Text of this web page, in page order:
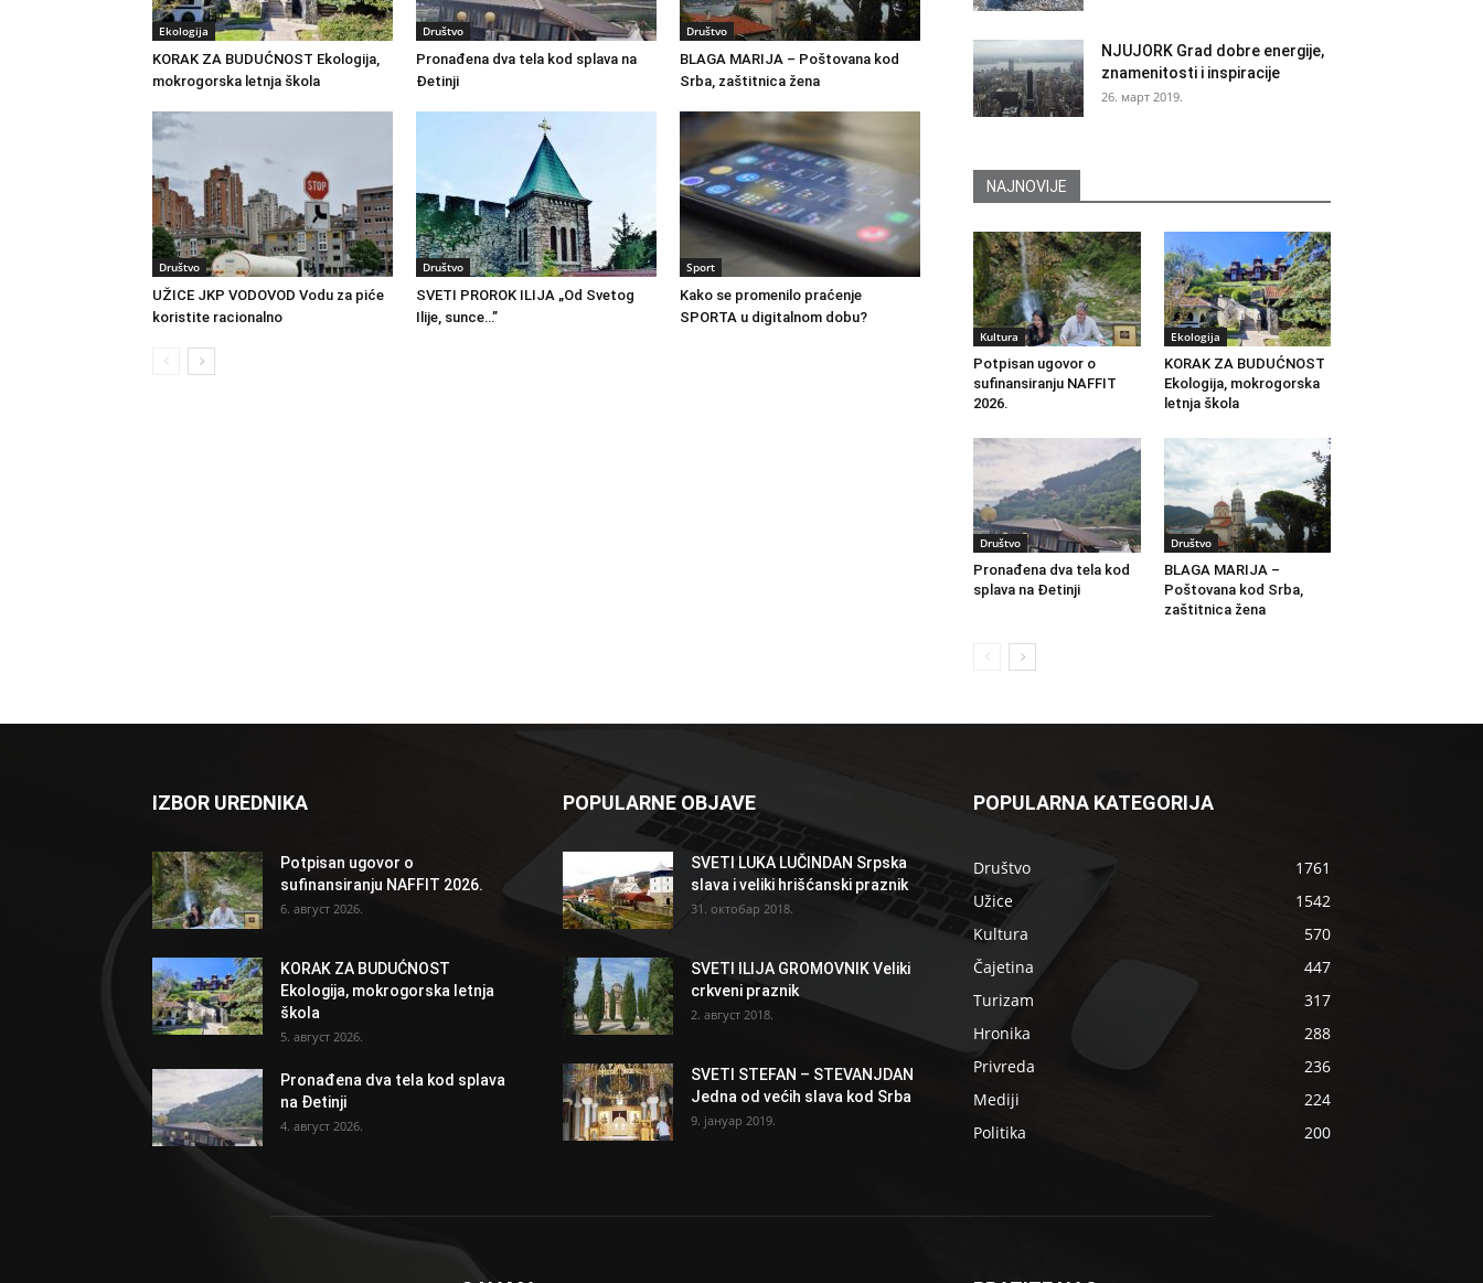
Ekologija
KORAK ZA BUDUĆNOST Ekologija,
mokrogorska letnja škola
Društvo
Pronađena dva tela kod splava na
Đetinji
Društvo
BLAGA MARIJA – Poštovana kod
Srba, zaštitnica žena
Društvo
UŽICE JKP VODOVOD Vodu za piće
koristite racionalno
Društvo
SVETI PROROK ILIJA „Od Svetog
Ilije, sunce…”
Sport
Kako se promenilo praćenje
SPORTA u digitalnom dobu?
NJUJORK Grad dobre energije,
znamenitosti i inspiracije
26. март 2019.
NAJNOVIJE
Kultura
Potpisan ugovor o
sufinansiranju NAFFIT
2026.
Ekologija
KORAK ZA BUDUĆNOST
Ekologija, mokrogorska
letnja škola
Društvo
Pronađena dva tela kod
splava na Đetinji
Društvo
BLAGA MARIJA –
Poštovana kod Srba,
zaštitnica žena
IZBOR UREDNIKA
Potpisan ugovor o
sufinansiranju NAFFIT 2026.
6. август 2026.
KORAK ZA BUDUĆNOST
Ekologija, mokrogorska letnja
škola
5. август 2026.
Pronađena dva tela kod splava
na Đetinji
4. август 2026.
POPULARNE OBJAVE
SVETI LUKA LUČINDAN Srpska
slava i veliki hrišćanski praznik
31. октобар 2018.
SVETI ILIJA GROMOVNIK Veliki
crkveni praznik
2. август 2018.
SVETI STEFAN – STEVANJDAN
Jedna od većih slava kod Srba
9. јануар 2019.
POPULARNA KATEGORIJA
Društvo
1761
Užice
1542
Kultura
570
Čajetina
447
Turizam
317
Hronika
288
Privreda
236
Mediji
224
Politika
200